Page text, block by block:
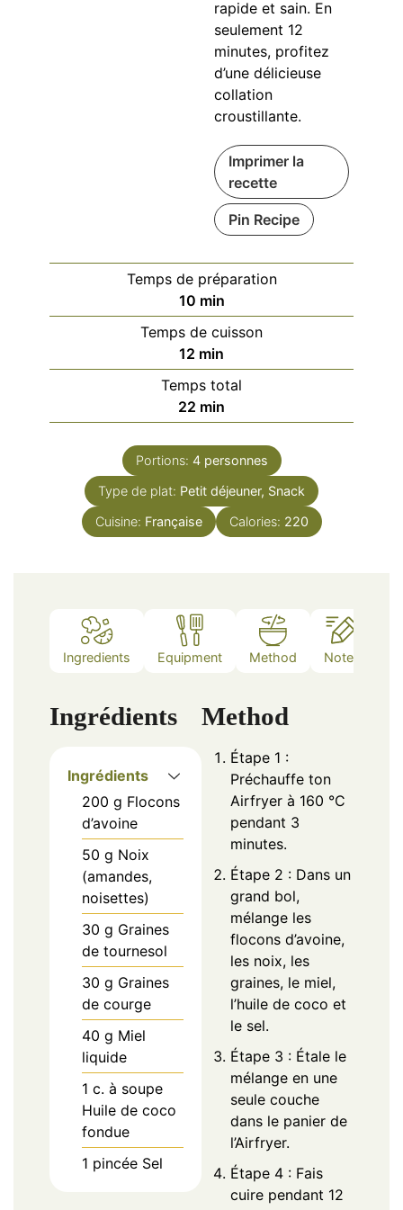
rapide et sain. En
seulement 12
minutes, profitez
d’une délicieuse
collation
croustillante.
Imprimer la
recette
Pin Recipe
Temps de préparation
10minutes
min
Temps de cuisson
12 minutes
min
Temps total
22 minutes
min
Portions: 4 personnes
Type de plat: Petit déjeuner, Snack
Cuisine: Française Calories: 220
Ingredients Equipment Method Notes
Ingrédients
Ingrédients
200 g Flocons
d’avoine
50 g Noix
(amandes,
noisettes)
30 g Graines
de tournesol
30 g Graines
de courge
40 g Miel
liquide
1 c. à soupe
Huile de coco
fondue
1 pincée Sel
Method
Étape 1 :
Préchauffe ton
Airfryer à 160 °C
pendant 3
minutes.
Étape 2 : Dans un
grand bol,
mélange les
flocons d’avoine,
les noix, les
graines, le miel,
l’huile de coco et
le sel.
Étape 3 : Étale le
mélange en une
seule couche
dans le panier de
l’Airfryer.
Étape 4 : Fais
cuire pendant 12